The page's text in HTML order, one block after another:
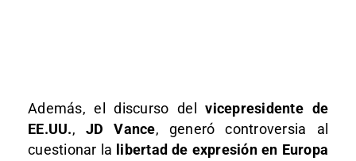
Además, el discurso delvicepresidente de
EE.UU., JD Vance, generó controversia al
cuestionar la libertad de expresión en Europa